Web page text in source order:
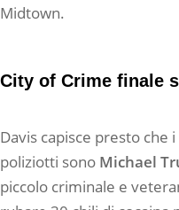
Midtown.
City of Crime finale
Davis capisce presto che
poliziotti sono Michael
piccolo criminale e